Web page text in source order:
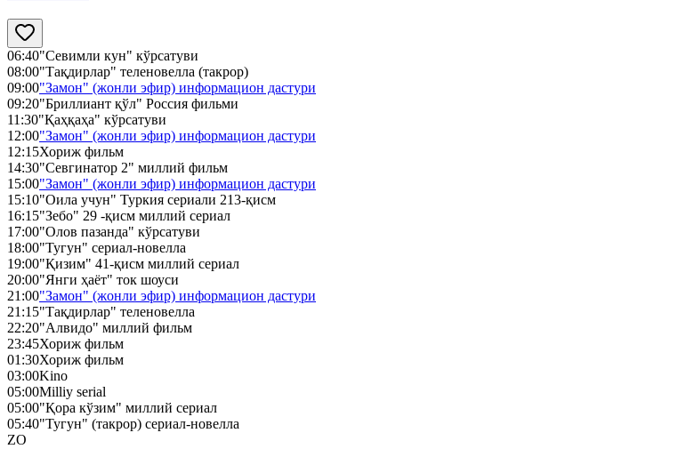
06:40"Севимли кун" кўрсатуви
08:00"Тақдирлар" теленовелла (такрор)
09:00"Замон" (жонли эфир) информацион дастури
09:20"Бриллиант қўл" Россия фильми
11:30"Қаҳқаҳа" кўрсатуви
12:00"Замон" (жонли эфир) информацион дастури
12:15Хориж фильм
14:30"Севгинатор 2" миллий фильм
15:00"Замон" (жонли эфир) информацион дастури
15:10"Оила учун" Туркия сериали 213-қисм
16:15"Зебо" 29 -қисм миллий сериал
17:00"Олов пазанда" кўрсатуви
18:00"Тугун" сериал-новелла
19:00"Қизим" 41-қисм миллий сериал
20:00"Янги ҳаёт" ток шоуси
21:00"Замон" (жонли эфир) информацион дастури
21:15"Тақдирлар" теленовелла
22:20"Алвидо" миллий фильм
23:45Хориж фильм
01:30Хориж фильм
03:00Kino
05:00Milliy serial
05:00"Қора кўзим" миллий сериал
05:40"Тугун" (такрор) сериал-новелла
ZO